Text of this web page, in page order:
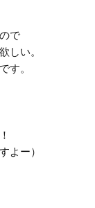
で
しい。
す。
よー）